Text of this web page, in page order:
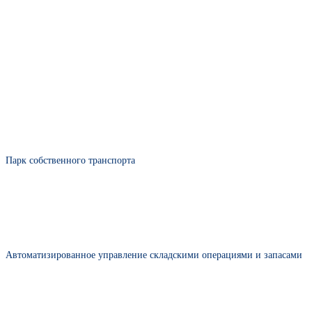
Парк собственного транспорта
Автоматизированное управление складскими операциями и запасами